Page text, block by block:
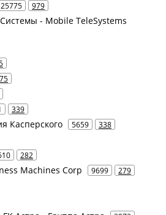
25775 979
- Mobile TeleSystems
339
Касперского 5659 338
282
Machines Corp 9699 279